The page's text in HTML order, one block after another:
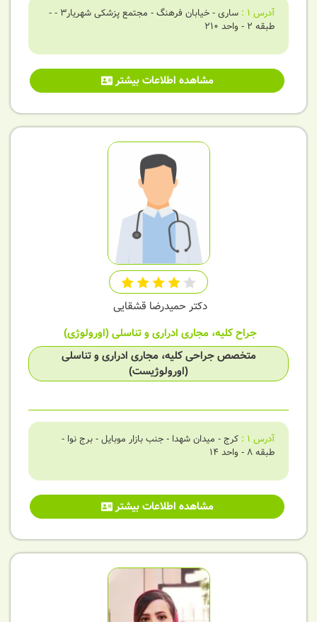
آدرس 1
:
ساری - خیابان فرهنگ - مجتمع پزشکی شهریار۳ - -
طبقه 2 - واحد ۲۱۰
مشاهده اطلاعات بیشتر
دکتر حمیدرضا قشقایی
جراح کلیه، مجاری ادراری و تناسلی (اورولوژی)
متخصص جراحی کلیه، مجاری ادراری و تناسلی
(اورولوژیست)
آدرس 1
: کرج - میدان شهدا - جنب بازار موبایل - برج نوا -
طبقه 8 - واحد 14
مشاهده اطلاعات بیشتر